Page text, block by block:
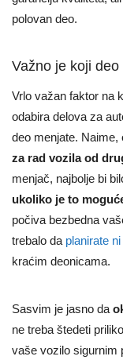
polovan deo.
Važno je koji
Vrlo važan faktor na
odabira delova za
deo menjate. Naime,
za rad vozila od
menjač, najbolje bi
ukoliko je to
počiva bezbedna
trebalo da planirate
kraćim deonicama.
Sasvim je jasno da
ne treba štedeti
vaše vozilo sigurnim